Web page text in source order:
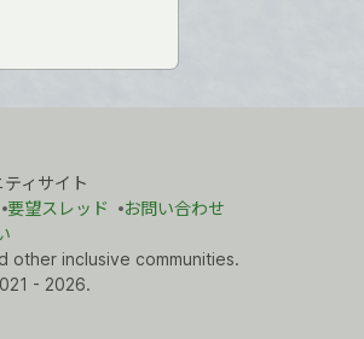
ィサイト
要望スレッド
お問い合わせ
other inclusive communities.
- 2026.